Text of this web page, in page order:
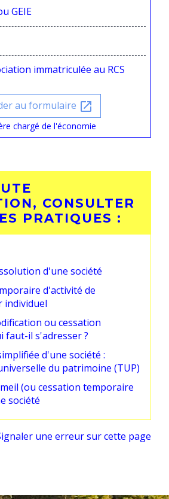
GEIE
immatriculée au RCS
au formulaire open_in_new
chargé de l'économie
CONSULTER
PRATIQUES :
d'une société
d'activité de
individuel
ou cessation
faut-il s'adresser ?
d'une société :
du patrimoine (TUP)
(ou cessation temporaire
société
une erreur sur cette page